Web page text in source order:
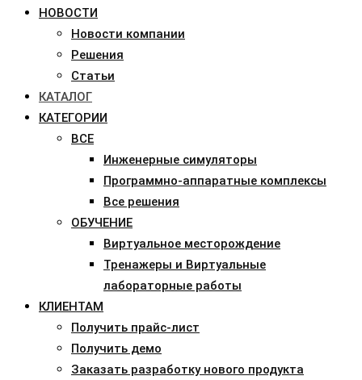
НОВОСТИ
Новости компании
Решения
Статьи
КАТАЛОГ
КАТЕГОРИИ
ВСЕ
Инженерные симуляторы
Программно-аппаратные комплексы
Все решения
ОБУЧЕНИЕ
Виртуальное месторождение
Тренажеры и Виртуальные
лабораторные работы
КЛИЕНТАМ
Получить прайс-лист
Получить демо
Заказать разработку нового продукта